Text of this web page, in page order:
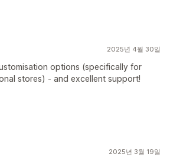
2025년 4월 30일
options (specifically for
stores) - and excellent support!
2025년 3월 19일